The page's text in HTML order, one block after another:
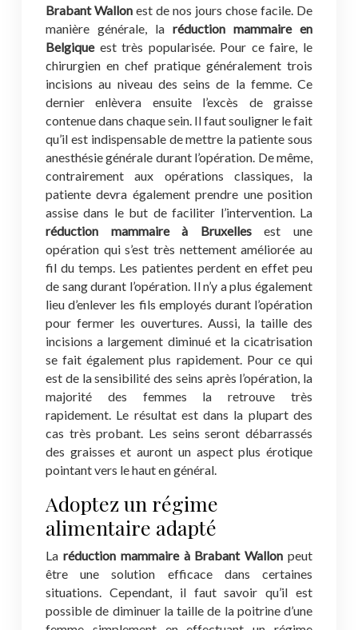
Brabant Wallon est de nos jours chose facile. De
manière générale, la réduction mammaire en
Belgique est très popularisée. Pour ce faire, le
chirurgien en chef pratique généralement trois
incisions au niveau des seins de la femme. Ce
dernier enlèvera ensuite l’excès de graisse
contenue dans chaque sein. Il faut souligner le fait
qu’il est indispensable de mettre la patiente sous
anesthésie générale durant l’opération. De même,
contrairement aux opérations classiques, la
patiente devra également prendre une position
assise dans le but de faciliter l’intervention. La
réduction mammaire à Bruxellesest une
opération qui s’est très nettement améliorée au
fil du temps. Les patientes perdent en effet peu
de sang durant l’opération. Il n’y a plus également
lieu d’enlever les fils employés durant l’opération
pour fermer les ouvertures. Aussi, la taille des
incisions a largement diminué et la cicatrisation
se fait également plus rapidement. Pour ce qui
est de la sensibilité des seins après l’opération, la
majorité des femmes la retrouve très
rapidement. Le résultat est dans la plupart des
cas très probant. Les seins seront débarrassés
des graisses et auront un aspect plus érotique
pointant vers le haut en général.
Adoptez un régime
alimentaire adapté
La réduction mammaire à Brabant Wallon peut
être une solution efficace dans certaines
situations. Cependant, il faut savoir qu’il est
possible de diminuer la taille de la poitrine d’une